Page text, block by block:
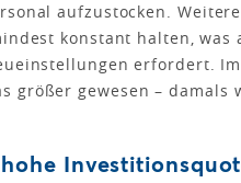
aufzustocken. Weitere
konstant halten, was
erfordert.
größer gewesen – damals